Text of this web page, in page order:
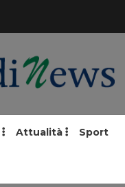
Attualità Sport